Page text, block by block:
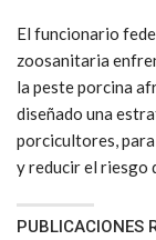
El funcionario
zoosanitaria
la peste porcina
diseñado una
porcicultores,
y reducir el riesgo
PUBLICACIONES